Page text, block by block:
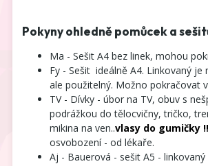
Pokyny ohledně pomůcek a
Ma - Sešit A4 bez linek, mohou
Fy - Sešit ideálně A4. Linkovaný je
ale použitelný. Možno pokračovat
TV - Dívky - úbor na TV, obuv s
podrážkou do tělocvičny, tričko,
mikina na ven..vlasy do gumičky
osvobození - od lékaře.
Aj - Bauerová - sešit A5 -